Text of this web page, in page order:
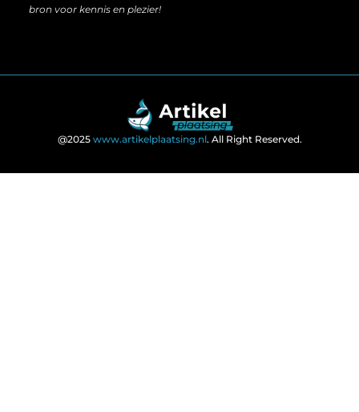
bron voor kennis en plezier!
@2025 www.artikelplaatsing.nl. All Right Reserved.